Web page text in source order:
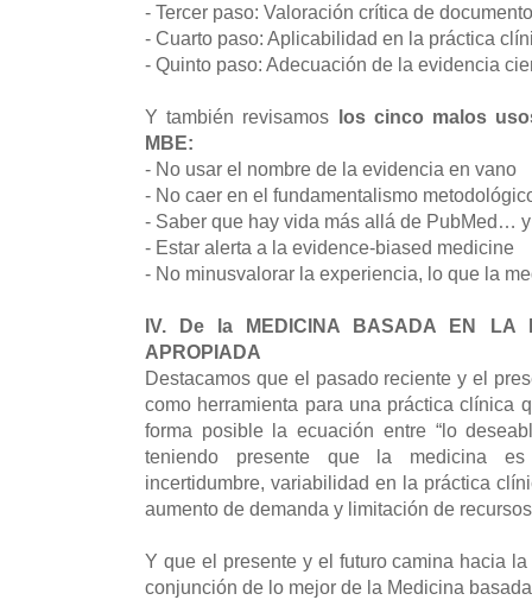
- Tercer paso: Valoración crítica de
- Cuarto paso: Aplicabilidad en la práctica
- Quinto paso: Adecuación de la evidencia
Y también revisamos los cinco malos
MBE:
- No usar el nombre de la evidencia en vano
- No caer en el fundamentalismo
- Saber que hay vida más allá de PubMed…
- Estar alerta a la evidence-biased medicine
- No minusvalorar la experiencia, lo que la
IV. De la MEDICINA BASADA EN LA
APROPIADA
Destacamos que el pasado reciente y el
como herramienta para una práctica clínica
forma posible la ecuación entre “lo
teniendo presente que la medicina
incertidumbre, variabilidad en la práctica
aumento de demanda y limitación de
Y que el presente y el futuro camina hacia
conjunción de lo mejor de la Medicina